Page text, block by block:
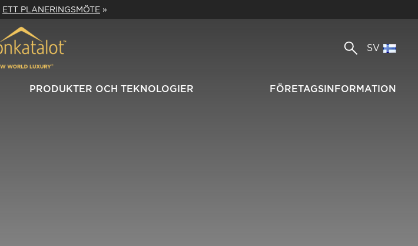
ETT PLANERINGSMÖTE »
SV
PRODUKTER OCH TEKNOLOGIER FÖRETAGSINFORMATION